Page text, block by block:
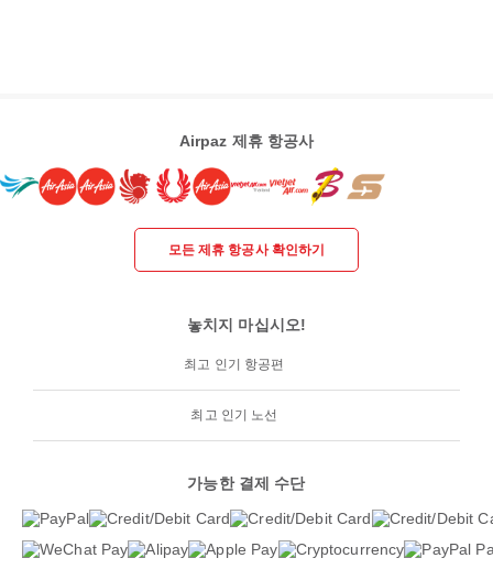
Airpaz 제휴 항공사
모든 제휴 항공사 확인하기
놓치지 마십시오!
최고 인기 항공편
최고 인기 노선
가능한 결제 수단